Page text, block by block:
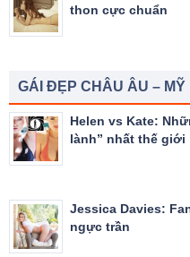
thon cực chuẩn
GÁI ĐẸP CHÂU ÂU – MỸ
Helen vs Kate:
lành” nhất thế giới
Jessica Davies:
ngực trần